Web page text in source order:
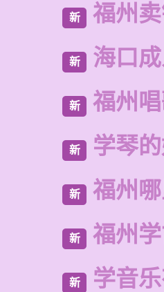
新 福州
新 海口
新 福州
新 学琴
新 福州
新 福州
新 学音